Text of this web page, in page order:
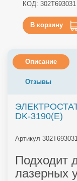
КОД: 302T693031
В корзину
Описание
Отзывы
DK-3190(Е)
Артикул
Подходит
лазерных